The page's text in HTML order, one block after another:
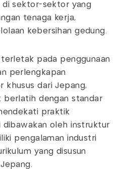
di sektor-sektor yang
tenaga kerja,
kebersihan gedung.
terletak pada penggunaan
perlengkapan
khusus dari Jepang,
berlatih dengan standar
praktik
dibawakan oleh instruktur
pengalaman industri
yang disusun